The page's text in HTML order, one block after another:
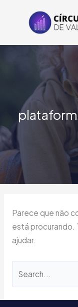
conteúdo
Parece que não
está procurando.
ajudar.